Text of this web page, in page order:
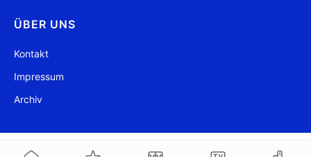
ÜBER UNS
Kontakt
Impressum
Archiv